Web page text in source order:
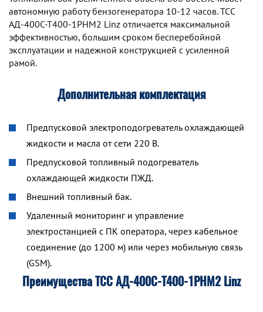
автономную работу бензогенератора 10-12 часов. TCC
АД-400С-Т400-1РНМ2 Linz отличается максимальной
эффективностью, большим сроком бесперебойной
эксплуатации и надежной конструкцией с усиленной
рамой.
Дополнительная комплектация
Предпусковой электроподогреватель охлаждающей
жидкости и масла от сети 220 В.
Предпусковой топливный подогреватель
охлаждающей жидкости ПЖД.
Внешний топливный бак.
Удаленный мониторинг и управление
электростанцией с ПК оператора, через кабельное
соединение (до 1200 м) или через мобильную связь
(GSM).
Преимущества ТСС АД-400С-Т400-1РНМ2 Linz